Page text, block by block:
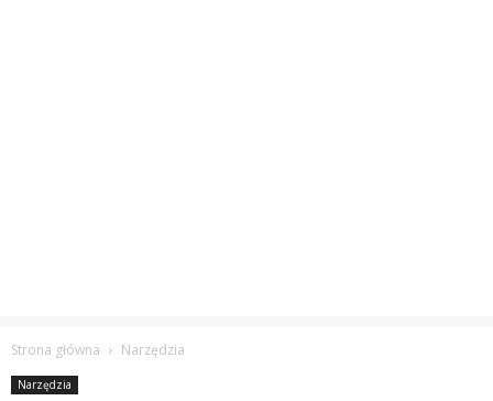
Strona główna Narzędzia
Narzędzia